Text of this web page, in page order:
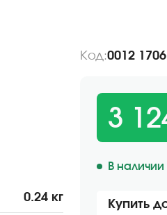
0.24 кг
Код:0012 1706
3
В наличии
Купить